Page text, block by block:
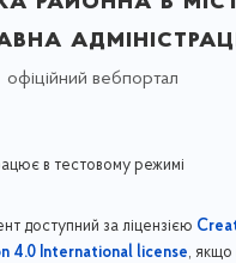
офіційний вебпортал
в тестовому режимі
доступний за ліцензією
4.0 International license, якщо